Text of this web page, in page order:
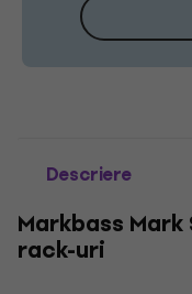
Descriere
Markbass
rack-uri